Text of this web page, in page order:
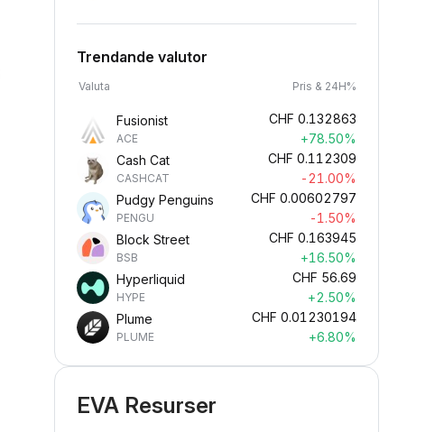
Trendande valutor
Valuta Pris & 24H%
Fusionist
ACE
CHF 0.132863
+78.50%
Cash Cat
CASHCAT
CHF 0.112309
-21.00%
Pudgy Penguins
PENGU
CHF 0.00602797
-1.50%
Block Street
BSB
CHF 0.163945
+16.50%
Hyperliquid
HYPE
CHF 56.69
+2.50%
Plume
PLUME
CHF 0.01230194
+6.80%
EVA Resurser